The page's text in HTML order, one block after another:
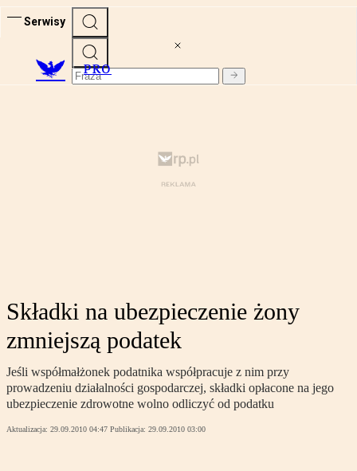
Serwisy
PRO
Składki na ubezpieczenie żony
zmniejszą podatek
Jeśli współmałżonek podatnika współpracuje z nim przy
prowadzeniu działalności gospodarczej, składki opłacone na jego
ubezpieczenie zdrowotne wolno odliczyć od podatku
Aktualizacja: 29.09.2010 04:47 Publikacja: 29.09.2010 03:00